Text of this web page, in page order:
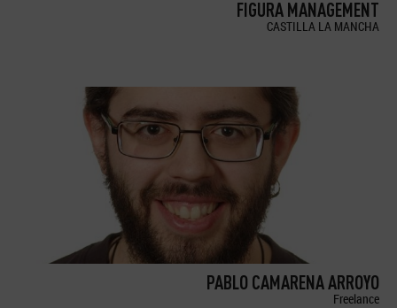
FIGURA MANAGEMENT
CASTILLA LA MANCHA
PABLO CAMARENA ARROYO
Freelance